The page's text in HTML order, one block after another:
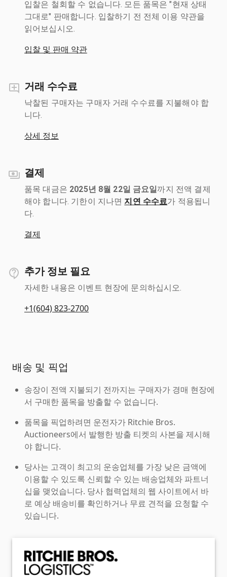
입찰은 철회할 수 없습니다. 모든 품목은 "현재 상태
그대로" 판매합니다. 입찰하기 전 전체 이용 약관을
읽어보십시오.
입찰 및 판매 약관
거래 수수료
낙찰된 구매자는 구매자 거래 수수료를 지불해야 합
니다.
상세 정보
결제
품목 대금은 2025년 8월 22일 금요일까지 전액 결제
해야 합니다. 기한이 지나면 지연 수수료가 적용됩니
다.
결제
추가 정보 필요
자세한 내용은 이벤트 현장에 문의하십시오.
+1(604) 823-2700
배송 및 픽업
송장이 전액 지불되기 전까지는 구매자가 경매 현장에
서 구매한 품목을 방출할 수 없습니다.
품목을 픽업하려면 운전자가 Ritchie Bros.
Auctioneers에서 발행한 방출 티켓의 사본을 제시해
야 합니다.
당사는 고객이 최고의 운송업체를 가장 낮은 금액에
이용할 수 있도록 신뢰할 수 있는 배송업체와 파트너
십을 맺었습니다. 당사 협력업체의 웹 사이트에서 바
로 예상 배송비를 확인하거나 무료 견적을 요청할 수
있습니다.